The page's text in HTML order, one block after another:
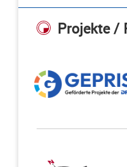
Projekte /